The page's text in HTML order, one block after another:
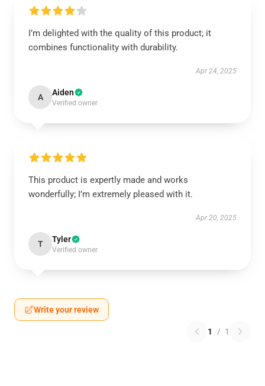
I’m delighted with the quality of this product; it
combines functionality with durability.
Apr 24, 2025
A Aiden
Verified owner
This product is expertly made and works
wonderfully; I’m extremely pleased with it.
Apr 20, 2025
T Tyler
Verified owner
Write your review
1 / 1